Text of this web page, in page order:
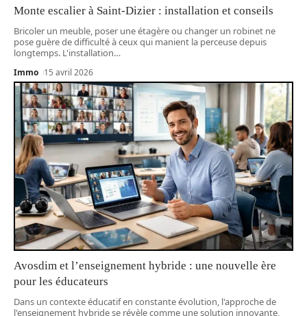
Monte escalier à Saint-Dizier : installation et conseils
Bricoler un meuble, poser une étagère ou changer un robinet ne
pose guère de difficulté à ceux qui manient la perceuse depuis
longtemps. L'installation…
Immo 15 avril 2026
Avosdim et l’enseignement hybride : une nouvelle ère
pour les éducateurs
Dans un contexte éducatif en constante évolution, l'approche de
l'enseignement hybride se révèle comme une solution innovante,